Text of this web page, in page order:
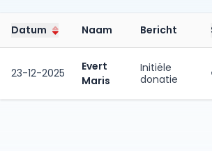
Datum Naam Bericht
23-12-2025
Evert
Maris
Initiële
donatie